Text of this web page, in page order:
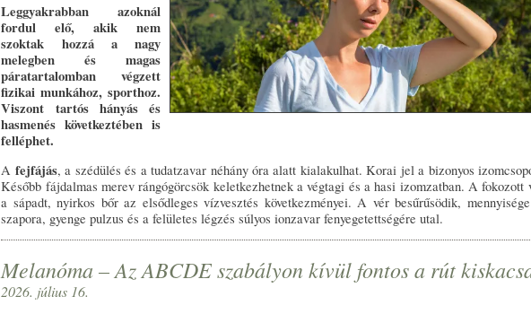
Leggyakrabban azoknál
fordul elő, akik nem
szoktak hozzá a nagy
melegben és magas
páratartalomban végzett
fizikai munkához, sporthoz.
Viszont tartós hányás és
hasmenés következtében is
felléphet.
A fejfájás, a szédülés és a tudatzavar néhány óra alatt kialakulhat. Korai jel a bizonyos
Később fájdalmas merev rángógörcsök keletkezhetnek a végtagi és a hasi izomzatban. A fokozott
a sápadt, nyirkos bőr az elsődleges vízvesztés következményei. A vér besűrűsödik,
szapora, gyenge pulzus és a felületes légzés súlyos ionzavar fenyegetettségére utal.
Melanóma – Az ABCDE szabályon kívül fontos a rút
2026. július 16.